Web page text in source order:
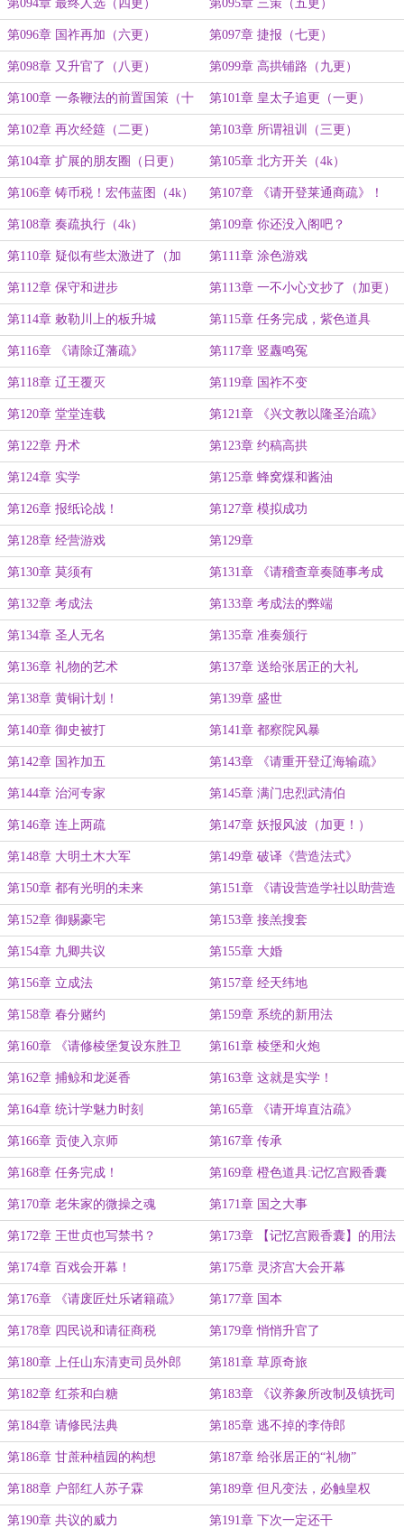
第094章 最终人选（四更） 第095章 三策（五更）
第096章 国祚再加（六更） 第097章 捷报（七更）
第098章 又升官了（八更） 第099章 高拱铺路（九更）
第100章 一条鞭法的前置国策（十
更）
第101章 皇太子追更（一更）
第102章 再次经筵（二更） 第103章 所谓祖训（三更）
第104章 扩展的朋友圈（日更） 第105章 北方开关（4k）
第106章 铸币税！宏伟蓝图（4k） 第107章 《请开登莱通商疏》！
（加更！）
第108章 奏疏执行（4k） 第109章 你还没入阁吧？
第110章 疑似有些太激进了（加
更！）
第111章 涂色游戏
第112章 保守和进步 第113章 一不小心文抄了（加更）
第114章 敕勒川上的板升城 第115章 任务完成，紫色道具
第116章 《请除辽藩疏》 第117章 竖纛鸣冤
第118章 辽王覆灭 第119章 国祚不变
第120章 堂堂连载 第121章 《兴文教以隆圣治疏》
第122章 丹术 第123章 约稿高拱
第124章 实学 第125章 蜂窝煤和酱油
第126章 报纸论战！ 第127章 模拟成功
第128章 经营游戏 第129章
第130章 莫须有 第131章 《请稽查章奏随事考成
疏》
第132章 考成法 第133章 考成法的弊端
第134章 圣人无名 第135章 准奏颁行
第136章 礼物的艺术 第137章 送给张居正的大礼
第138章 黄铜计划！ 第139章 盛世
第140章 御史被打 第141章 都察院风暴
第142章 国祚加五 第143章 《请重开登辽海输疏》
第144章 治河专家 第145章 满门忠烈武清伯
第146章 连上两疏 第147章 妖报风波（加更！）
第148章 大明土木大军 第149章 破译《营造法式》
第150章 都有光明的未来 第151章 《请设营造学社以助营造
疏》
第152章 御赐豪宅 第153章 接羔搜套
第154章 九卿共议 第155章 大婚
第156章 立成法 第157章 经天纬地
第158章 春分赌约 第159章 系统的新用法
第160章 《请修棱堡复设东胜卫
疏》
第161章 棱堡和火炮
第162章 捕鲸和龙涎香 第163章 这就是实学！
第164章 统计学魅力时刻 第165章 《请开埠直沽疏》
第166章 贡使入京师 第167章 传承
第168章 任务完成！ 第169章 橙色道具:记忆宫殿香囊
第170章 老朱家的微操之魂 第171章 国之大事
第172章 王世贞也写禁书？ 第173章 【记忆宫殿香囊】的用法
第174章 百戏会开幕！ 第175章 灵济宫大会开幕
第176章 《请废匠灶乐诸籍疏》 第177章 国本
第178章 四民说和请征商税 第179章 悄悄升官了
第180章 上任山东清吏司员外郎 第181章 草原奇旅
第182章 红茶和白糖 第183章 《议养象所改制及镇抚司
职司疏》
第184章 请修民法典 第185章 逃不掉的李侍郎
第186章 甘蔗种植园的构想 第187章 给张居正的“礼物”
第188章 户部红人苏子霖 第189章 但凡变法，必触皇权
第190章 共议的威力 第191章 下次一定还干